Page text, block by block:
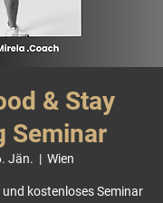
& Stay
Seminar
Jän.
  |
Wien
kostenloses Seminar